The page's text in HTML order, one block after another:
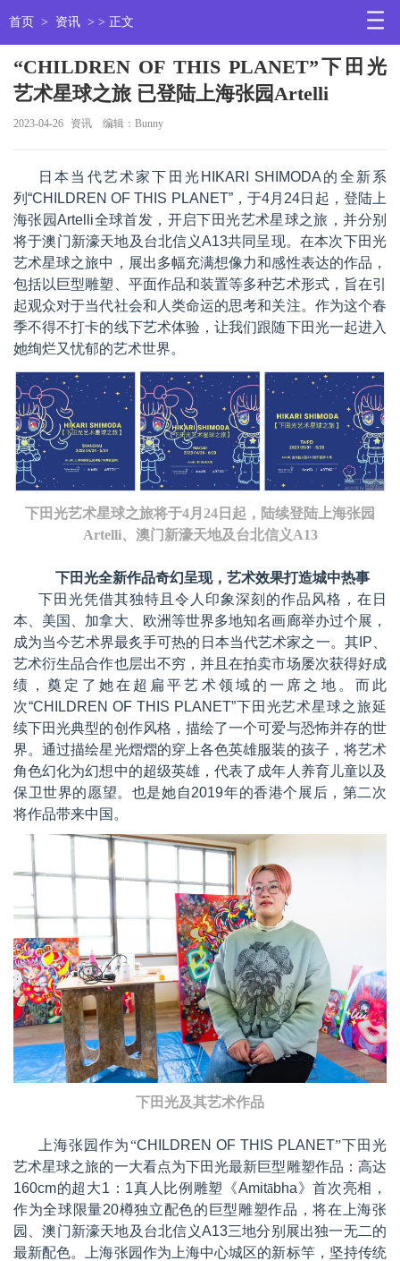
首页 > 资讯 > > 正文
“CHILDREN OF THIS PLANET”下田光
艺术星球之旅 已登陆上海张园Artelli
2023-04-26 资讯 编辑：Bunny
日本当代艺术家下田光 HIKARI SHIMODA 的全新系
列“CHILDREN OF THIS PLANET”，于4月 24日起，登陆上
海张园Artelli全球首发 ，开启下田光艺术星球之旅 ，并分别
将于澳门新濠天地及台北信义A13共同呈现。 在本次下田光
艺术星球之旅中， 展出多幅充满想像力和感性表达的作品，
包括以巨型雕塑、平面作品和装置等多种艺术形式，旨在引
起观众对于当代社会和人类命运的思考和关注。作为这个春
季不得不打卡的线下艺术体验，让我们跟随下田光一起进入
她绚烂又忧郁的艺术世界。
下田光艺术星球之旅将于4月24 日起，陆续登陆上海张园
Artelli、 澳门新濠天地及台北信义A13
下田光全新作品奇幻呈现，艺术效果打造城中热事
下田光凭借其独特且令人印象深刻的作品风格，在日
本、美国、加拿大、欧洲等世界多地知名画廊举办过个展，
成为当今艺术界最炙手可热的日本当代艺术家之一。 其IP
艺术衍生品合作也层出不穷，并且在拍卖市场屡次获得好成
绩，奠定了她在超扁平艺术领域的一席之地。而此
次“CHILDREN OF THIS PLANET”下田光艺术星球之旅延
续下田光典型的创作风格，描绘了一个可爱与恐怖并存的世
界。通过描绘星光熠熠的穿上各色英雄服装的孩子，将艺术
角色幻化为幻想中的超级英雄，代表了成年人养育儿童以及
保卫世界的愿望。 也是她自2019年的香港个展后，第二次
将作品带来中国。
下田光及其艺术作品
上海张园作为“CHILDREN OF THIS PLANET”下田光
艺术星球之旅的一大看点为下田光最新巨型雕塑作品 ： 高达
160cm的超大1 ： 1真人比例雕塑《Amitābha》首次亮相 ，
作为全球限量20樽独立配色的巨型雕塑作品，将在 上海张
园、澳门新濠天地及台北信义A13三地分别展出独一无二的
最新配色。
上海张园作为上海中心城区的新标竿，坚持传统